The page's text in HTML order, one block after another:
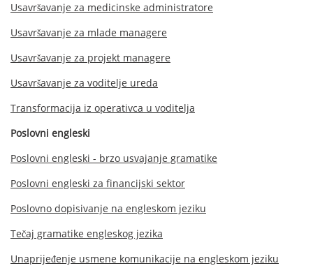
Usavršavanje za medicinske administratore
Usavršavanje za mlade managere
Usavršavanje za projekt managere
Usavršavanje za voditelje ureda
Transformacija iz operativca u voditelja
Poslovni engleski
Poslovni engleski - brzo usvajanje gramatike
Poslovni engleski za financijski sektor
Poslovno dopisivanje na engleskom jeziku
Tečaj gramatike engleskog jezika
Unaprijeđenje usmene komunikacije na engleskom jeziku